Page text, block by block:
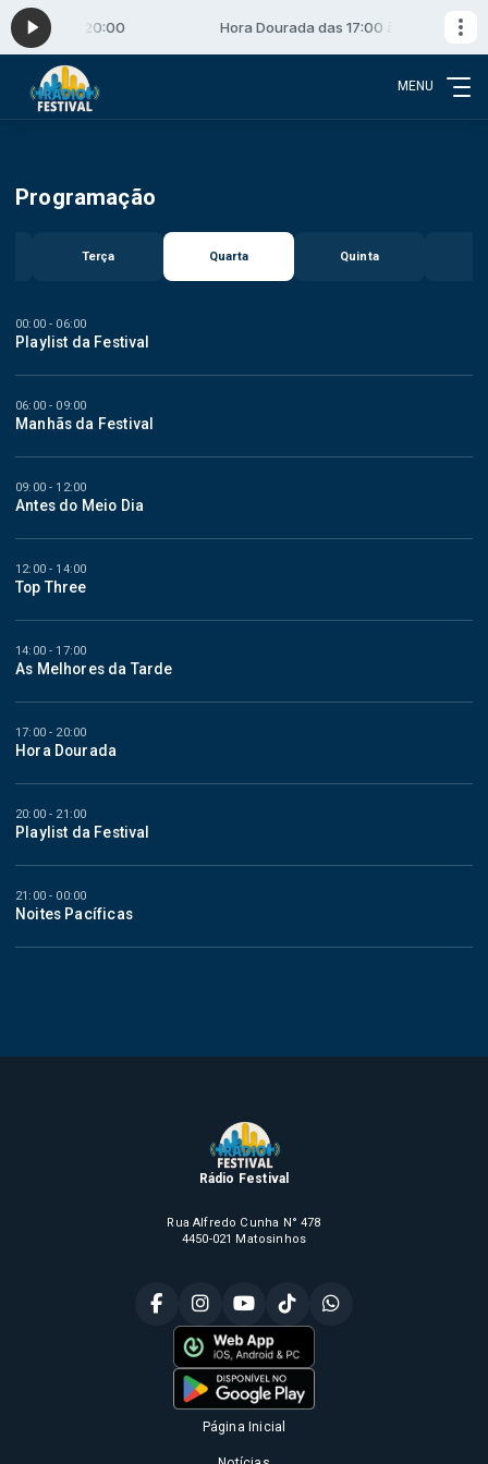
17:00 às 20:00 Hora Dourada das 17:00 às 20:00
MENU
Programação
Terça Quarta Quinta
00:00 - 06:00
Playlist da Festival
06:00 - 09:00
Manhãs da Festival
09:00 - 12:00
Antes do Meio Dia
12:00 - 14:00
Top Three
14:00 - 17:00
As Melhores da Tarde
17:00 - 20:00
Hora Dourada
20:00 - 21:00
Playlist da Festival
21:00 - 00:00
Noites Pacíficas
Rádio Festival
Rua Alfredo Cunha N° 478
4450-021 Matosinhos
Página Inicial